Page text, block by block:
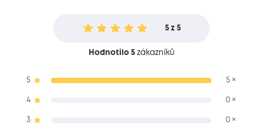
5 z 5
Hodnotilo 5zákazníků
5 5 ×
4 0 ×
3 0 ×